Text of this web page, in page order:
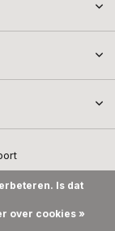
Is dat
over cookies »